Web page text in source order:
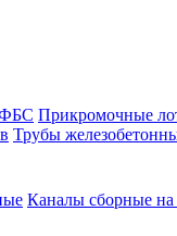
ФБС Прикромочные
Трубы
Каналы сборные на